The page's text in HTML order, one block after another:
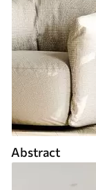
Abstract